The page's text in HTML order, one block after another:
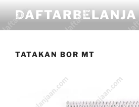
DAFTARBELANJA
TATAKAN BOR MT